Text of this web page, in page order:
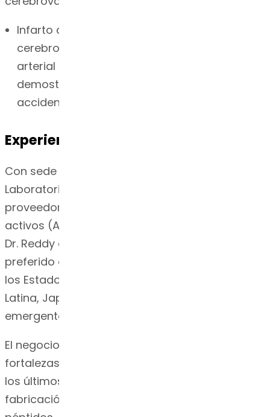
Infarto de miocardio reciente, accidente
cerebrovascular reciente o enfermedad
arterial periférica establecida. Se ha
demostrado que Plavix reduce la tasa de IM y
accidente cerebrovascular.
Experiencia de Dr. Reddy
Con sede en Hyderabad, India, Dr. Reddy's
Laboratories es uno de los principales
proveedores de ingredientes farmacéuticos
activos (API) a nivel mundial. El negocio API de
Dr. Reddy es considerado como un socio
preferido de las compañías farmacéuticas en
los Estados Unidos, Europa, Brasil, América
Latina, Japón, China, Corea y los mercados
emergentes.
El negocio de API de Dr. Reddy se nutre de las
fortalezas técnicas profundas establecidas en
los últimos 30 años en el desarrollo y
fabricación de API complejas como esteroides,